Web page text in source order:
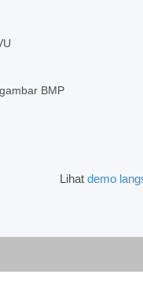
BMP
Lihat demo